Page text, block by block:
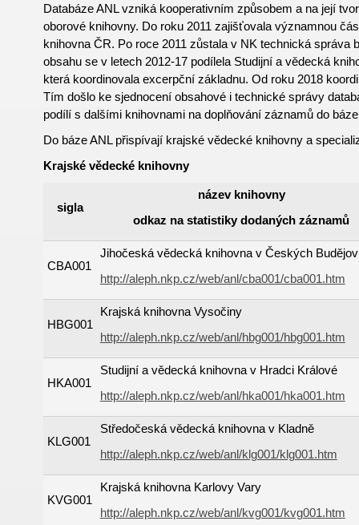
Databáze ANL vzniká kooperativním způsobem a na její
oborové knihovny. Do roku 2011 zajišťovala významnou
knihovna ČR. Po roce 2011 zůstala v NK technická správa
obsahu se v letech 2012-17 podílela Studijní a vědecká
která koordinovala excerpční základnu. Od roku 2018
Tím došlo ke sjednocení obsahové i technické správy
podílí s dalšími knihovnami na doplňování záznamů do
Do báze ANL přispívají krajské vědecké knihovny a
Krajské vědecké knihovny
sigla
název knihovny
odkaz na statistiky dodaných záznamů
CBA001
Jihočeská vědecká knihovna v Českých
http://aleph.nkp.cz/web/anl/cba001/cba001.htm
HBG001
Krajská knihovna Vysočiny
http://aleph.nkp.cz/web/anl/hbg001/hbg001.htm
HKA001
Studijní a vědecká knihovna v Hradci Králové
http://aleph.nkp.cz/web/anl/hka001/hka001.htm
KLG001
Středočeská vědecká knihovna v Kladně
http://aleph.nkp.cz/web/anl/klg001/klg001.htm
KVG001
Krajská knihovna Karlovy Vary
http://aleph.nkp.cz/web/anl/kvg001/kvg001.htm